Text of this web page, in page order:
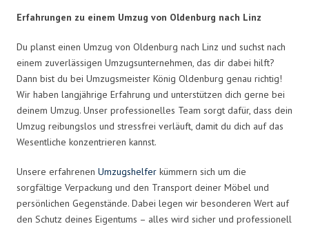
Erfahrungen zu einem Umzug von Oldenburg nach Linz
Du planst einen Umzug von Oldenburg nach Linz und suchst nach
einem zuverlässigen Umzugsunternehmen, das dir dabei hilft?
Dann bist du bei Umzugsmeister König Oldenburg genau richtig!
Wir haben langjährige Erfahrung und unterstützen dich gerne bei
deinem Umzug. Unser professionelles Team sorgt dafür, dass dein
Umzug reibungslos und stressfrei verläuft, damit du dich auf das
Wesentliche konzentrieren kannst.
Unsere erfahrenen Umzugshelfer kümmern sich um die
sorgfältige Verpackung und den Transport deiner Möbel und
persönlichen Gegenstände. Dabei legen wir besonderen Wert auf
den Schutz deines Eigentums – alles wird sicher und professionell